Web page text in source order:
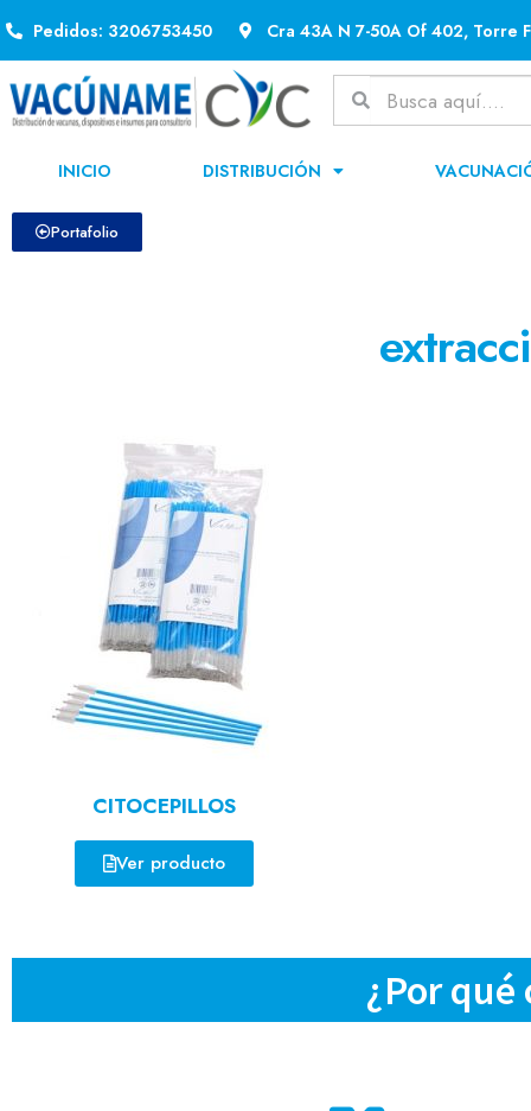
Pedidos: 3206753450 Cra 43A N 7-50A Of 402, Torre
INICIO DISTRIBUCIÓN
Portafolio
CITOCEPILLOS
Ver producto
¿Por qué